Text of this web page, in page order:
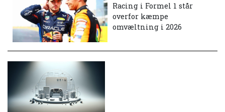
Racing i Formel 1 står
overfor kæmpe
omvæltning i 2026